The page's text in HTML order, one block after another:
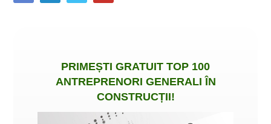
PRIMEȘTI GRATUIT TOP 100
ANTREPRENORI GENERALI ÎN
CONSTRUCȚII!